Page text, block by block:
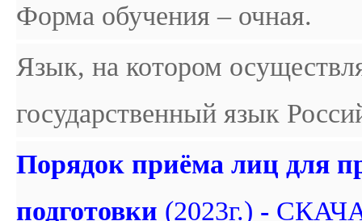
Форма обучения – очная.
Язык, на котором
государственный язык
Порядок приёма лиц для
подготовки (2023г.) -